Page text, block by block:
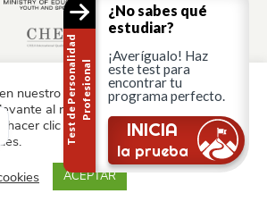
Información para:
Padres y familia
- 2026 Todos los derechos reservados.
nuestro sitio web para ofrecerle la
al recordar sus preferencias y
hacer clic en "Aceptar", consiente el uso
ACEPTAR
T
e
s
t
d
e
P
e
r
s
o
n
al
i
d
a
d
P
r
o
f
e
s
i
o
n
al
¿No sabes qué
estudiar?
¡Averígualo! Haz
este test para
encontrar tu
programa perfecto.
INICIA
la prueba